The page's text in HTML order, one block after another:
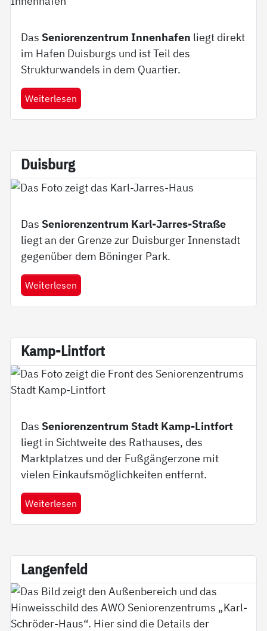
Das Seniorenzentrum Innenhafen liegt direkt
im Hafen Duisburgs und ist Teil des
Strukturwandels in dem Quartier.
Weiterlesen
Duis­burg
Das Seniorenzentrum Karl-Jarres-Straße
liegt an der Grenze zur Duisburger Innenstadt
gegenüber dem Böninger Park.
Weiterlesen
Kamp-Lint­fort
Das Seniorenzentrum Stadt Kamp-Lintfort
liegt in Sichtweite des Rathauses, des
Marktplatzes und der Fußgängerzone mit
vielen Einkaufsmöglichkeiten entfernt.
Weiterlesen
Lan­gen­feld